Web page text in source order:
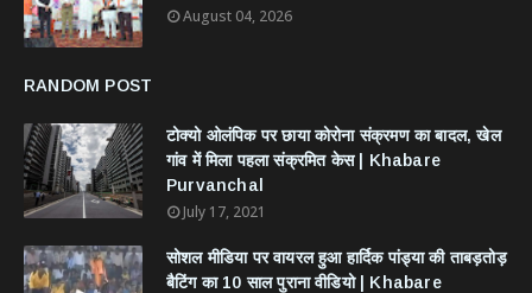
August 04, 2026
RANDOM POST
टोक्यो ओलंपिक पर छाया कोरोना संक्रमण का बादल, खेल
गांव में मिला पहला संक्रमित केस | Khabare
Purvanchal
July 17, 2021
सोशल मीडिया पर वायरल हुआ हार्दिक पांड्या की ताबड़तोड़
बैटिंग का 10 साल पुराना वीडियो | Khabare